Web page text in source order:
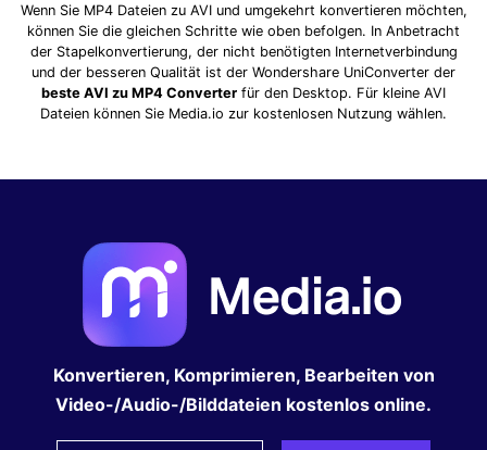
Wenn Sie MP4 Dateien zu AVI und umgekehrt konvertieren möchten,
können Sie die gleichen Schritte wie oben befolgen. In Anbetracht
der Stapelkonvertierung, der nicht benötigten Internetverbindung
und der besseren Qualität ist der Wondershare UniConverter der
beste AVI zu MP4 Converter für den Desktop. Für kleine AVI
Dateien können Sie Media.io zur kostenlosen Nutzung wählen.
Konvertieren, Komprimieren, Bearbeiten von
Video-/Audio-/Bilddateien kostenlos online.